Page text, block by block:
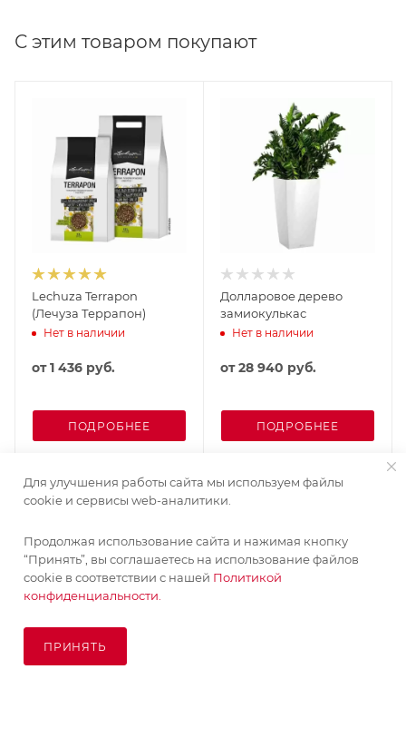
С этим товаром покупают
Lechuza Terrapon
(Лечуза Террапон)
Нет в наличии
от1 436 руб.
ПОДРОБНЕЕ
Долларовое дерево
замиокулькас
Нет в наличии
от28 940 руб.
ПОДРОБНЕЕ
Поставка живых растений осуществляется под заказ
сроком 3-4 недели с минимальной суммой заказа 10000
руб.!
ОК
Для улучшения работы сайта мы используем файлы
cookie и сервисы web-аналитики.
Продолжая использование сайта и нажимая кнопку
“Принять”, вы соглашаетесь на использование файлов
cookie в соответствии с нашей Политикой
конфиденциальности.
ПРИНЯТЬ